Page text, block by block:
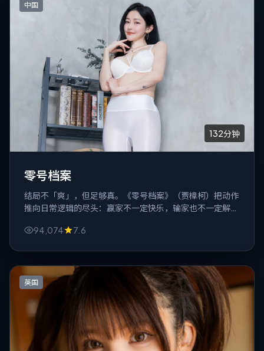
中国
132分钟
零号档案
结局不「爽」，但足够真。《零号档案》（贾樟柯）把动作
推向日常逻辑的尽头：赢家不一定快乐，输家也不一定解
94,074
7.6
英国